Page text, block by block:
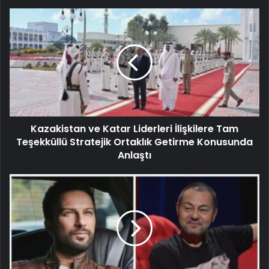
Kazakistan ve Katar Liderleri İlişkilere Tam
Teşekküllü Stratejik Ortaklık Getirme Konusunda
Anlaştı